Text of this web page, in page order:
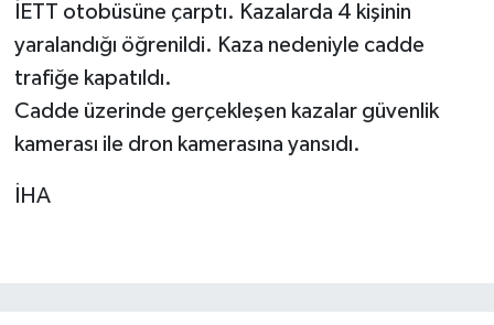
İETT otobüsüne çarptı. Kazalarda 4 kişinin
yaralandığı öğrenildi. Kaza nedeniyle cadde
trafiğe kapatıldı.
Cadde üzerinde gerçekleşen kazalar güvenlik
kamerası ile dron kamerasına yansıdı.
İHA